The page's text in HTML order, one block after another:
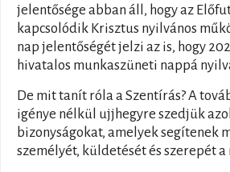
jelentősége abban áll, hogy az
kapcsolódik Krisztus nyilvános
nap jelentőségét jelzi az is, hogy
hivatalos munkaszüneti nappá
De mit tanít róla a Szentírás? A
igénye nélkül ujjhegyre szedjük
bizonyságokat, amelyek segítenek
személyét, küldetését és szerepét